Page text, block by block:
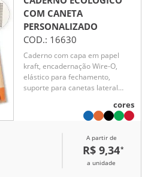
COM CANETA
PERSONALIZADO
COD.: 16630
Caderno com capa em papel
kraft, encadernação Wire-O,
elástico para fechamento,
suporte para canetas lateral
folhas pautadas em papel offset
na cor marfim. Acompanha uma
ponteira, clipe e acionamento
por clique em plástico e carga
esferográfica azul de 1,0mm.
cores
A partir de
R$ 9,34*
a unidade